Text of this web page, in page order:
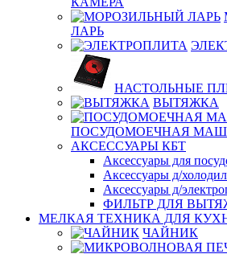
ЛАРЬ
НАСТОЛЬНЫЕ
ВЫТЯЖКА
ПОСУДОМОЕЧНАЯ
АКСЕССУАРЫ КБТ
Аксессуары для
Аксессуары д/
Аксессуары д/
ФИЛЬТР ДЛЯ
МЕЛКАЯ ТЕХНИКА ДЛЯ
ЧАЙНИК